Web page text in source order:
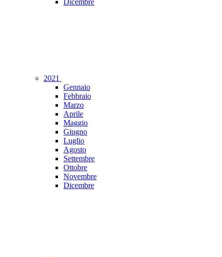
Dicembre
2021
Gennaio
Febbraio
Marzo
Aprile
Maggio
Giugno
Luglio
Agosto
Settembre
Ottobre
Novembre
Dicembre